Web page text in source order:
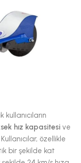
hız kapasitesi ve
özellikle
bir şekilde kat